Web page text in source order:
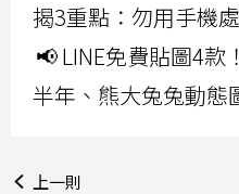
揭3重點：勿用手機
📢 LINE免費貼圖4
半年、熊大兔兔動態
上一則